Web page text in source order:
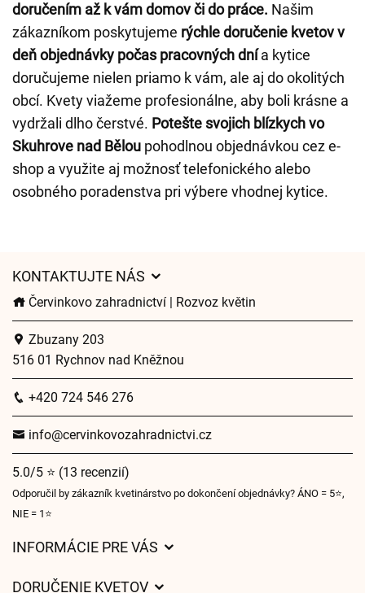
doručením až k vám domov či do práce. Našim
zákazníkom poskytujeme rýchle doručenie kvetov v
deň objednávky počas pracovných dnía kytice
doručujeme nielen priamo k vám, ale aj do okolitých
obcí. Kvety viažeme profesionálne, aby boli krásne a
vydržali dlho čerstvé. Potešte svojich blízkych vo
Skuhrove nad Bělou pohodlnou objednávkou cez e-
shop a využite aj možnosť telefonického alebo
osobného poradenstva pri výbere vhodnej kytice.
KONTAKTUJTE NÁS
Červinkovo zahradnictví | Rozvoz květin
Zbuzany 203
516 01 Rychnov nad Kněžnou
+420 724 546 276
info@cervinkovozahradnictvi.cz
5.0/5 ⭐ (13 recenzií)
Odporučil by zákazník kvetinárstvo po dokončení objednávky? ÁNO = 5⭐,
NIE = 1⭐
INFORMÁCIE PRE VÁS
DORUČENIE KVETOV